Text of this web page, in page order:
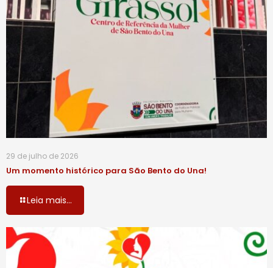
29 de julho de 2026
Um momento histórico para São Bento do Una!
Leia mais...